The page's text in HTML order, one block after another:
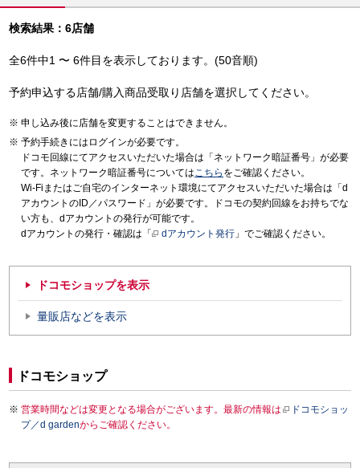
検索結果：6店舗
全6件中1 〜 6件目を表示しております。(50音順)
予約申込する店舗/購入商品受取り店舗を選択してください。
申し込み後に店舗を変更することはできません。
予約手続きにはログインが必要です。
ドコモ回線にてアクセスいただいた場合は「ネットワーク暗証番号」が必要
です。ネットワーク暗証番号についてはこちら をご確認ください。
Wi-Fiまたはご自宅のインターネット環境にてアクセスいただいた場合は「d
アカウントのID／パスワード」が必要です。ドコモの契約回線をお持ちでな
い方も、dアカウントの発行が可能です。
dアカウントの発行・確認は「
dアカウント発行 」でご確認ください。
ドコモショップを表示
量販店などを表示
ドコモショップ
営業時間などは変更となる場合がございます。最新の情報は
ドコモショッ
プ／d gardenからご確認ください。